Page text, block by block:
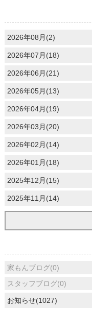
2026年08月(2)
2026年07月(18)
2026年06月(21)
2026年05月(13)
2026年04月(19)
2026年03月(20)
2026年02月(14)
2026年01月(18)
2025年12月(15)
2025年11月(14)
家もんブログ(0)
スタッフブログ(0)
お知らせ(1027)